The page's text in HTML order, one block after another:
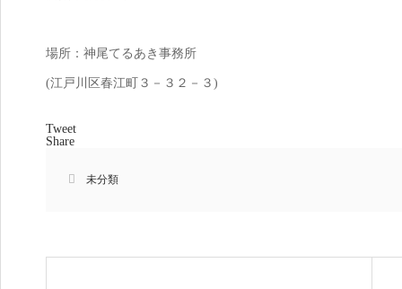
場所：神尾てるあき事務所
(江戸川区春江町３－３２－３)
Tweet
Share
未分類